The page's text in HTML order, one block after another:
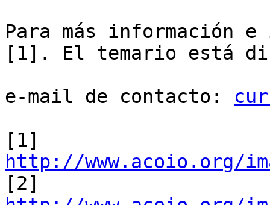
Para más información
[1]. El temario está
e-mail de contacto:
http://www.acoio.org/